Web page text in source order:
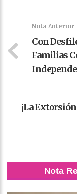
Nota Anterior
Con
Familias
¡La
Nota